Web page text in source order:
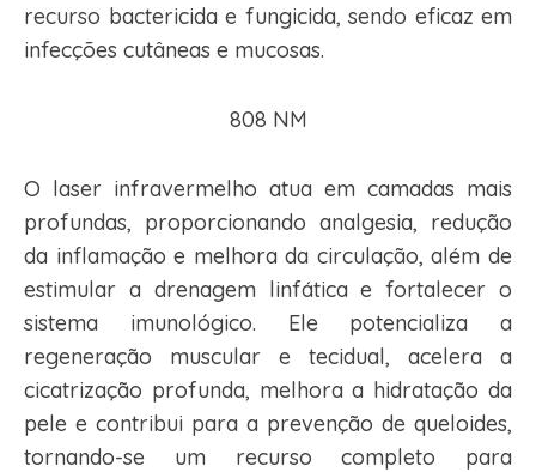
recurso bactericida e fungicida, sendo eficaz em
infecções cutâneas e mucosas.
808 NM
O laser infravermelho atua em camadas mais
profundas, proporcionando analgesia, redução
da inflamação e melhora da circulação, além de
estimular a drenagem linfática e fortalecer o
sistema imunológico. Ele potencializa a
regeneração muscular e tecidual, acelera a
cicatrização profunda, melhora a hidratação da
pele e contribui para a prevenção de queloides,
tornando-se um recurso completo para